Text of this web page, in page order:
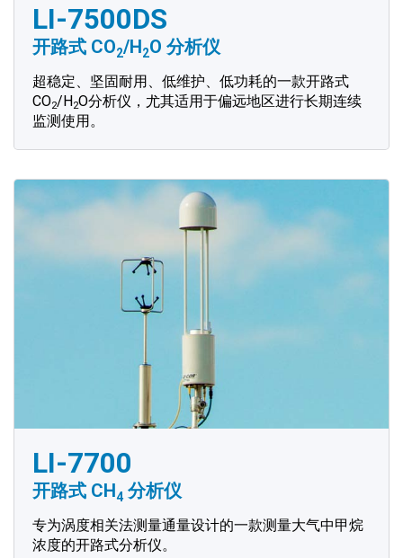
LI-7500DS
开路式 CO2/H2O 分析仪
超稳定、坚固耐用、低维护、低功耗的一款开路式
CO2/H2O分析仪，尤其适用于偏远地区进行长期连续
监测使用。
LI-7700
开路式 CH4 分析仪
专为涡度相关法测量通量设计的一款测量大气中甲烷
浓度的开路式分析仪。